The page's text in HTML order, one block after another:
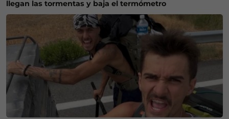
llegan las tormentas y baja el termómetro